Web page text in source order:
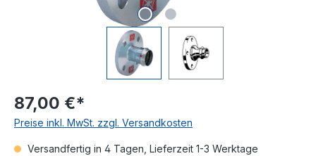
87,00 €*
Preise inkl. MwSt. zzgl. Versandkosten
Versandfertig in 4 Tagen, Lieferzeit 1-3 Werktage